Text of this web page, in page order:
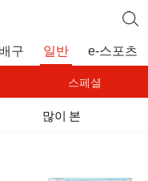
배구 일반 e-스포츠
스페셜
많이 본